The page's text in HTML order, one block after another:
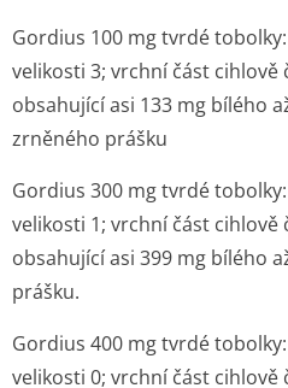
Gordius 100 mg tvrdé tobolky:
velikosti 3; vrchní část cihlově
obsahující asi 133 mg bílého
zrněného prášku
Gordius 300 mg tvrdé tobolky:
velikosti 1; vrchní část cihlově
obsahující asi 399 mg bílého
prášku.
Gordius 400 mg tvrdé tobolky:
velikosti 0; vrchní část cihlově